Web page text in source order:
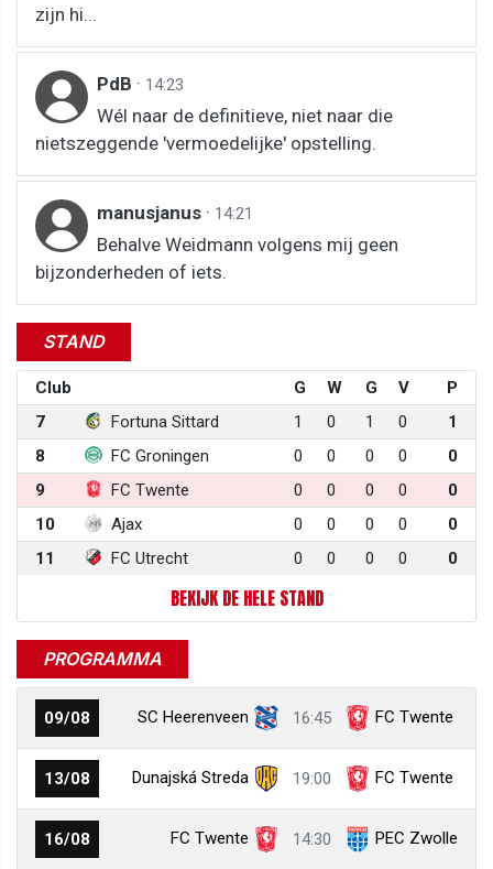
zijn hi...
PdB · 14:23
Wél naar de definitieve, niet naar die
nietszeggende 'vermoedelijke' opstelling.
manusjanus · 14:21
Behalve Weidmann volgens mij geen
bijzonderheden of iets.
STAND
Club G W G V
P
7
Fortuna Sittard 1 0 1 0
1
8
FC Groningen 0 0 0 0
0
9
FC Twente 0 0 0 0
0
10
Ajax 0 0 0 0
0
11
FC Utrecht 0 0 0 0 0
BEKIJK DE HELE STAND
PROGRAMMA
09/08 SC Heerenveen 16:45 FC Twente
13/08 Dunajská Streda 19:00 FC Twente
16/08 FC Twente 14:30 PEC Zwolle